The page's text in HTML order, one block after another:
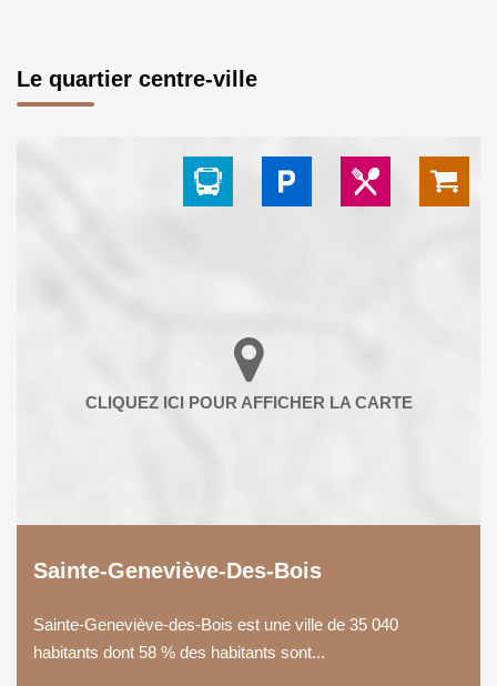
Le quartier centre-ville
Sainte-Geneviève-Des-Bois
Sainte-Geneviève-des-Bois est une ville de 35 040
habitants dont 58 % des habitants sont...